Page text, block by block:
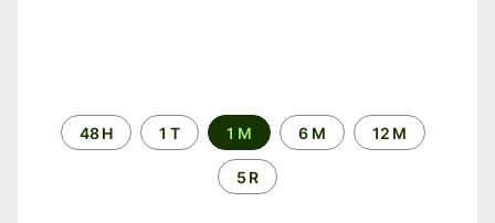
Time
period
48 H 1 T 1 M 6 M 12 M
5 R